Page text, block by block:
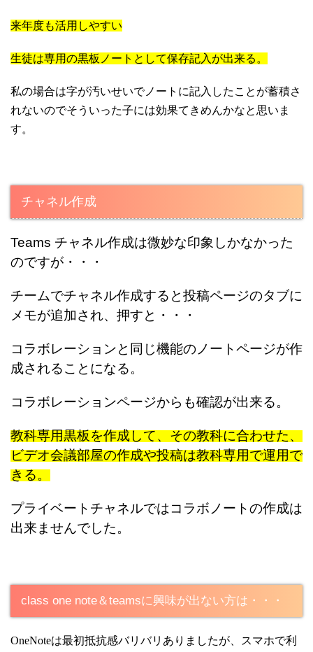
来年度も活用しやすい
生徒は専用の黒板ノートとして保存記入が出来る。
私の場合は字が汚いせいでノートに記入したことが蓄積さ
れないのでそういった子には効果てきめんかなと思いま
す。
チャネル作成
Teams チャネル作成は微妙な印象しかなかった
のですが・・・
チームでチャネル作成すると投稿ページのタブに
メモが追加され、押すと・・・
コラボレーションと同じ機能のノートページが作
成されることになる。
コラボレーションページからも確認が出来る。
教科専用黒板を作成して、その教科に合わせた、
ビデオ会議部屋の作成や投稿は教科専用で運用で
きる。
プライベートチャネルではコラボノートの作成は
出来ませんでした。
class one note＆teamsに興味が出ない方は・・・
OneNoteは最初抵抗感バリバリありましたが、スマホで利